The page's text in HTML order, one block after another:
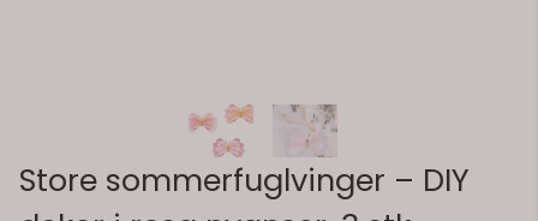
Store sommerfuglvinger – DIY